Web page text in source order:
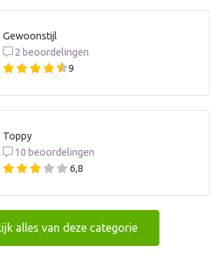
Gewoonstijl
2 beoordelingen
9
Toppy
10 beoordelingen
6,8
alles van deze categorie